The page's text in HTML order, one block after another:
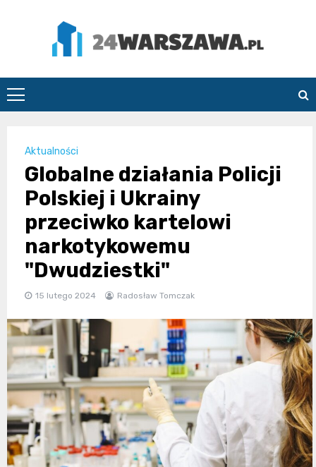
24Warszawa.pl
Aktualności
Globalne działania Policji
Polskiej i Ukrainy
przeciwko kartelowi
narkotykowemu
"Dwudziestki"
15 lutego 2024 Radosław Tomczak